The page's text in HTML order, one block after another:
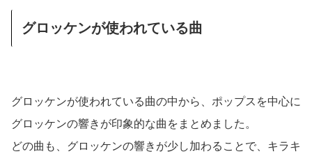
グロッケンが使われている曲
グロッケンが使われている曲の中から、ポップスを中心に
グロッケンの響きが印象的な曲をまとめました。
どの曲も、グロッケンの響きが少し加わることで、キラキ